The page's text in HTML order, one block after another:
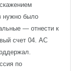
нужно было
— отнести к
счет 04. АС
по